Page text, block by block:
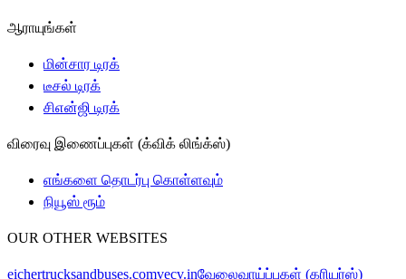
ஆராயுங்கள்
மின்சார டிரக்
டீசல் டிரக்
சிஎன்ஜி டிரக்
விரைவு இணைப்புகள் (க்விக் லிங்க்ஸ்)
எங்களை தொடர்பு கொள்ளவும்
நியூஸ் ரூம்
OUR OTHER WEBSITES
eichertrucksandbuses.comvecv.inவேலைவாய்ப்புகள் (கரியர்ஸ்)